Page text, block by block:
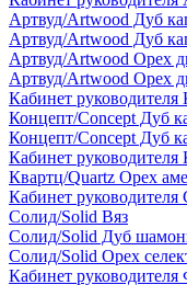
Артвуд/Artwood Дуб
Артвуд/Artwood Дуб
Артвуд/Artwood Орех
Артвуд/Artwood Орех
Кабинет
Концепт/Concept Дуб
Концепт/Concept Дуб
Кабинет
Квартц/Quartz Орех
Кабинет
Солид/Solid Вяз
Солид/Solid Дуб
Солид/Solid Орех
Кабинет